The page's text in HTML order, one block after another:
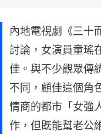
內地電視劇《三十
討論，女演員童瑤
佳。與不少觀眾傳
不同，顧佳這個角
情商的都市「女強
作，但既能幫老公